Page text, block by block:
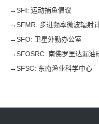
→SFI: 运动捕鱼倡议
→SFMR: 步进频率微波辐射
→SFO: 卫星外勤办公室
→SFOSRC: 南佛罗里达漏油
→SFSC: 东南渔业科学中心